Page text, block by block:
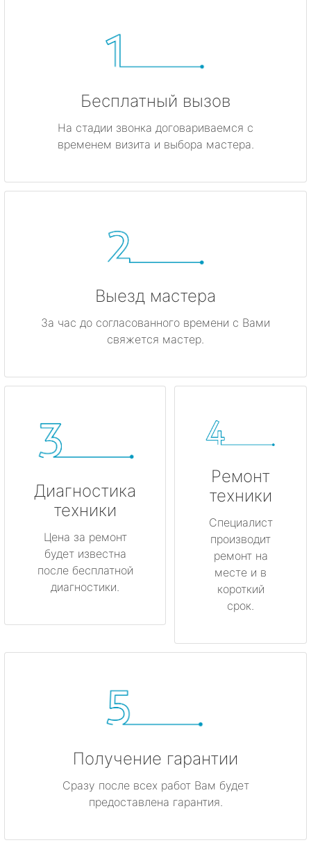
Бесплатный вызов
На стадии звонка договариваемся с
временем визита и выбора мастера.
Выезд мастера
За час до согласованного времени с Вами
свяжется мастер.
Диагностика
техники
Цена за ремонт
будет известна
после бесплатной
диагностики.
Ремонт
техники
Специалист
производит
ремонт на
месте и в
короткий
срок.
Получение гарантии
Сразу после всех работ Вам будет
предоставлена гарантия.